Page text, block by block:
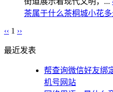
茶属于什么茶桐城小花
‹‹ 1 ››
最近发表
帮查询微信好友绑
机号网站